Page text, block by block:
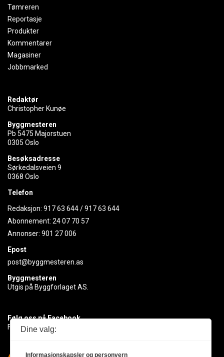
Tømreren
Reportasje
Produkter
Kommentarer
Magasiner
Jobbmarked
Redaktør
Christopher Kunøe
Byggmesteren
Pb 5475 Majorstuen
0305 Oslo
Besøksadresse
Sørkedalsveien 9
0368 Oslo
Telefon
Redaksjon: 917 63 644/917 63 644
Abonnement: 24 07 70 57
Annonser: 901 27 006
Epost
post@byggmesteren.as
Byggmesteren
Utgis på Byggforlaget AS.
Følg oss på Facebook
Få med deg det siste innen byggebransjen
Dine valg:
Informasjonskapsler og personvern